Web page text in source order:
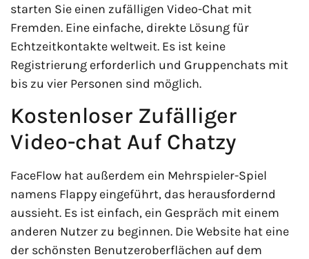
starten Sie einen zufälligen Video-Chat mit
Fremden. Eine einfache, direkte Lösung für
Echtzeitkontakte weltweit. Es ist keine
Registrierung erforderlich und Gruppenchats mit
bis zu vier Personen sind möglich.
Kostenloser Zufälliger
Video-chat Auf Chatzy
FaceFlow hat außerdem ein Mehrspieler-Spiel
namens Flappy eingeführt, das herausfordernd
aussieht. Es ist einfach, ein Gespräch mit einem
anderen Nutzer zu beginnen. Die Website hat eine
der schönsten Benutzeroberflächen auf dem